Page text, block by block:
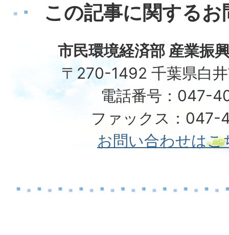
この記事に関する
市民環境経済部 産業振
〒270-1492 千葉県白
電話番号：047-
ファックス：047-
お問い合わせはこ